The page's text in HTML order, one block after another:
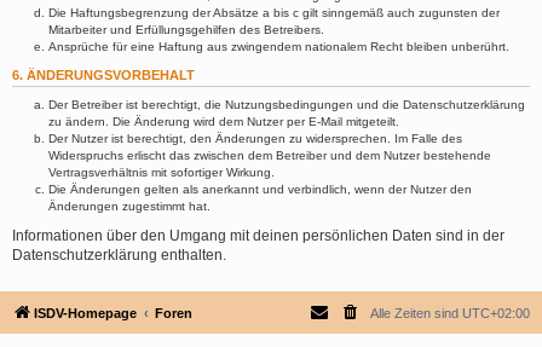
Die Haftungsbegrenzung der Absätze a bis c gilt sinngemäß auch zugunsten der
Mitarbeiter und Erfüllungsgehilfen des Betreibers.
Ansprüche für eine Haftung aus zwingendem nationalem Recht bleiben unberührt.
6. ÄNDERUNGSVORBEHALT
Der Betreiber ist berechtigt, die Nutzungsbedingungen und die Datenschutzerklärung
zu ändern. Die Änderung wird dem Nutzer per E-Mail mitgeteilt.
Der Nutzer ist berechtigt, den Änderungen zu widersprechen. Im Falle des
Widerspruchs erlischt das zwischen dem Betreiber und dem Nutzer bestehende
Vertragsverhältnis mit sofortiger Wirkung.
Die Änderungen gelten als anerkannt und verbindlich, wenn der Nutzer den
Änderungen zugestimmt hat.
Informationen über den Umgang mit deinen persönlichen Daten sind in der
Datenschutzerklärung enthalten.
ISDV-Homepage Foren Alle Zeiten sind UTC+02:00